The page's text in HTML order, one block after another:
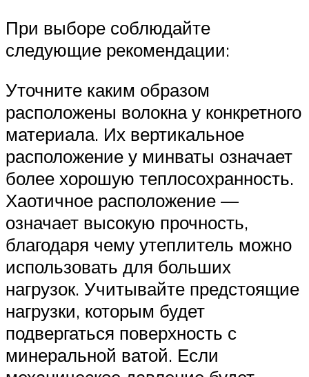
При выборе соблюдайте
следующие рекомендации:
Уточните каким образом
расположены волокна у конкретного
материала. Их вертикальное
расположение у минваты означает
более хорошую теплосохранность.
Хаотичное расположение —
означает высокую прочность,
благодаря чему утеплитель можно
использовать для больших
нагрузок. Учитывайте предстоящие
нагрузки, которым будет
подвергаться поверхность с
минеральной ватой. Если